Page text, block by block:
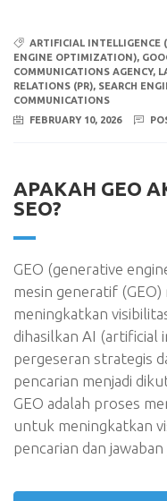
ARTIFICIAL INTELLIGENCE
ENGINE OPTIMIZATION),
COMMUNICATIONS AGENCY,
RELATIONS (PR), SEARCH
COMMUNICATIONS
FEBRUARY 10, 2026
APAKAH GEO
SEO?
GEO (generative
mesin generatif
meningkatkan
dihasilkan AI (artificial
pergeseran strategis
pencarian menjadi
GEO adalah proses
untuk meningkatkan
pencarian dan